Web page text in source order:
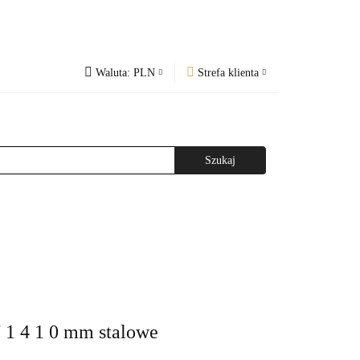
Waluta: PLN Strefa klienta
Dodaj zgłoszenie
4 1 0 mm stalowe